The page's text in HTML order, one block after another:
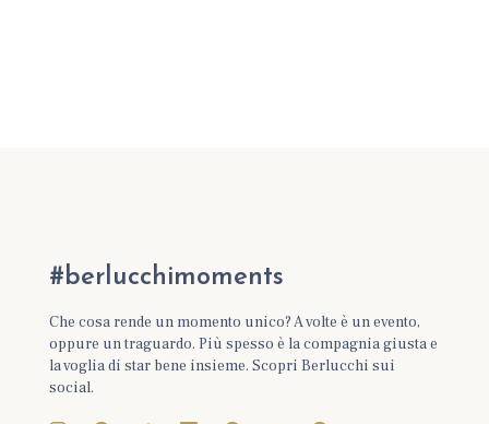
#berlucchimoments
Che cosa rende un momento unico? A volte è un evento,
oppure un traguardo. Più spesso è la compagnia giusta e
la voglia di star bene insieme. Scopri Berlucchi sui
social.